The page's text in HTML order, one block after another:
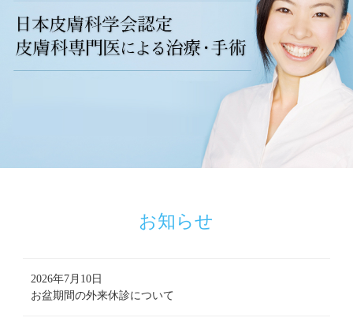
お知らせ
2026年7月10日
お盆期間の外来休診について